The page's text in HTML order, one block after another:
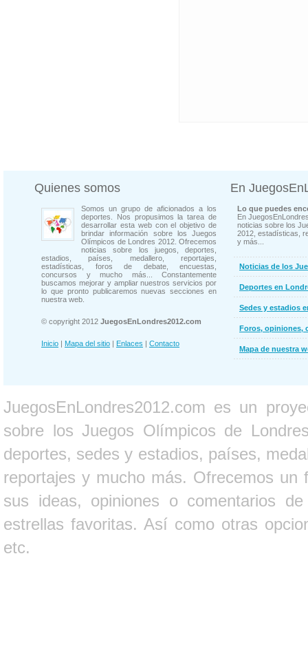
Quienes somos
Somos un grupo de aficionados a los
deportes. Nos propusimos la tarea de
desarrollar esta web con el objetivo de
brindar información sobre los Juegos
Olímpicos de Londres 2012. Ofrecemos
noticias sobre los juegos, deportes,
estadios, países, medallero, reportajes,
estadísticas, foros de debate, encuestas,
concursos y mucho más... Constantemente
buscamos mejorar y ampliar nuestros servicios por
lo que pronto publicaremos nuevas secciones en
nuestra web.
© copyright 2012 JuegosEnLondres2012.com
Inicio | Mapa del sitio | Enlaces | Contacto
En
Lo que puedes
En
noticias sobre los
2012, estadísticas,
y más...
Noticias de los
Deportes en
Sedes y estadios
Foros, opiniones,
Mapa de nuestra
JuegosEnLondres2012.com es un
sobre los Juegos Olímpicos de
deportes, sedes y estadios, países,
reportajes y mucho más. Ofrecemos un
sus ideas, opiniones o comentarios
estrellas favoritas. Así como otras
etc.